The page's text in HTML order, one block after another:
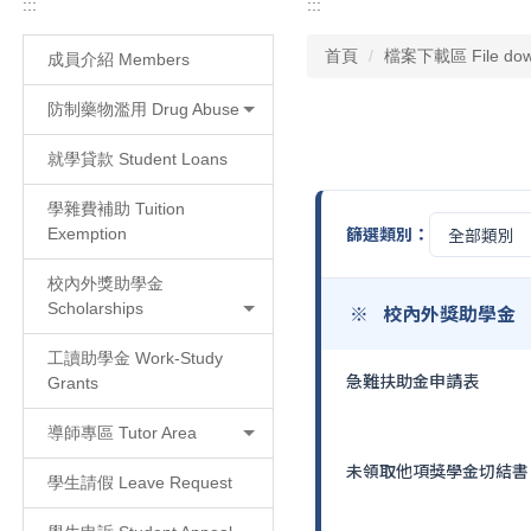
:::
成員介紹 Members
防制藥物濫用 Drug Abuse
就學貸款 Student Loans
學雜費補助 Tuition
Exemption
校內外獎助學金
Scholarships
工讀助學金 Work-Study
Grants
導師專區 Tutor Area
學生請假 Leave Request
:::
首頁 檔案下載區 File
篩選類別：
校內外獎助學金
急難扶助金申請表
未領取他項獎學金切結書